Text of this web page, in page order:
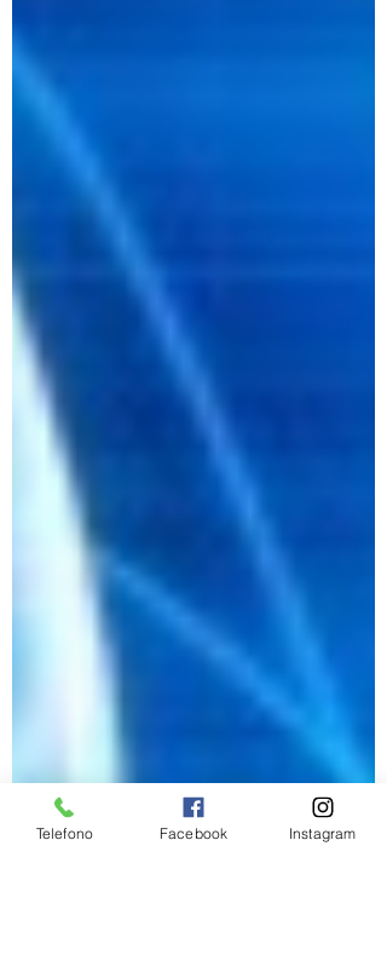
Telefono Facebook Instagram